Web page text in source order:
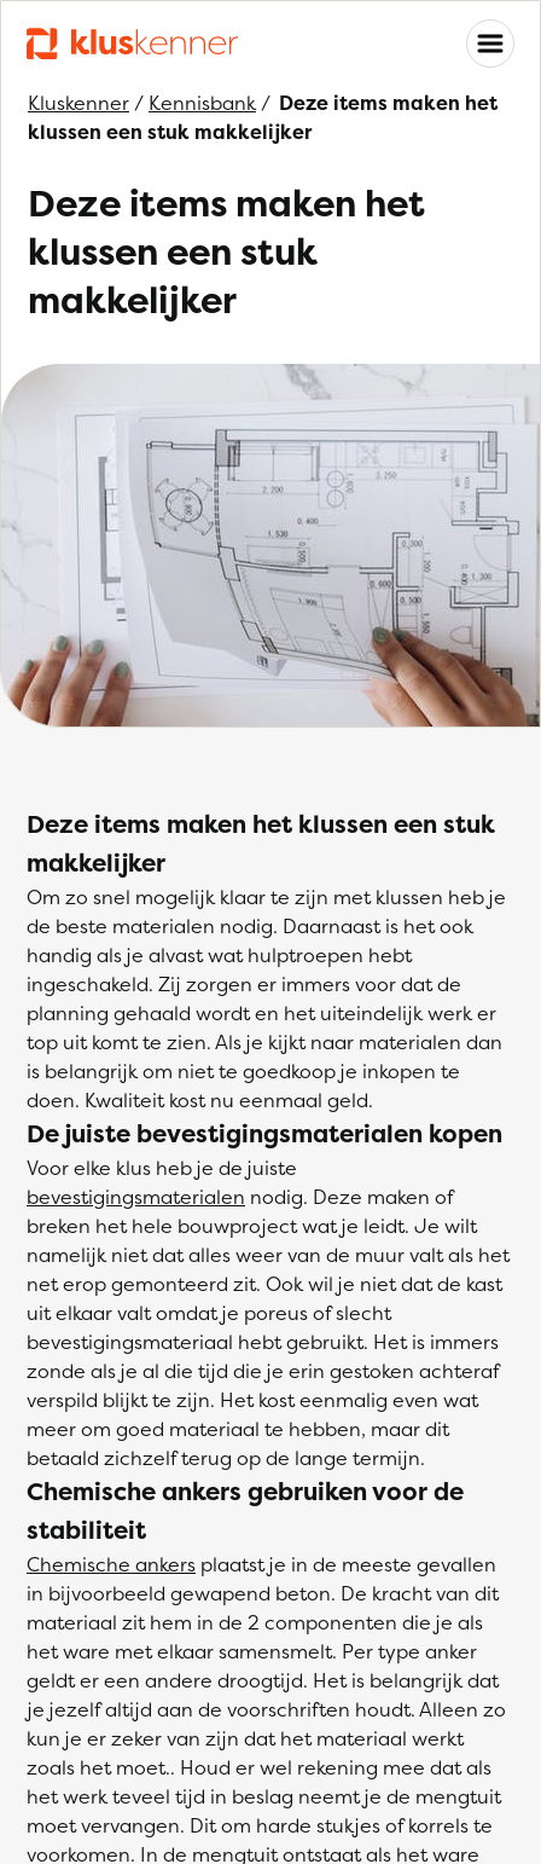
Kluskenner/ Kennisbank/ Deze items maken het
klussen een stuk makkelijker
Deze items maken het
klussen een stuk
makkelijker
Deze items maken het klussen een stuk
makkelijker
Om zo snel mogelijk klaar te zijn met klussen heb je
de beste materialen nodig. Daarnaast is het ook
handig als je alvast wat hulptroepen hebt
ingeschakeld. Zij zorgen er immers voor dat de
planning gehaald wordt en het uiteindelijk werk er
top uit komt te zien. Als je kijkt naar materialen dan
is belangrijk om niet te goedkoop je inkopen te
doen. Kwaliteit kost nu eenmaal geld.
De juiste bevestigingsmaterialen kopen
Voor elke klus heb je de juiste
bevestigingsmaterialen nodig. Deze maken of
breken het hele bouwproject wat je leidt. Je wilt
namelijk niet dat alles weer van de muur valt als het
net erop gemonteerd zit. Ook wil je niet dat de kast
uit elkaar valt omdat je poreus of slecht
bevestigingsmateriaal hebt gebruikt. Het is immers
zonde als je al die tijd die je erin gestoken achteraf
verspild blijkt te zijn. Het kost eenmalig even wat
meer om goed materiaal te hebben, maar dit
betaald zichzelf terug op de lange termijn.
Chemische ankers gebruiken voor de
stabiliteit
Chemische ankers plaatst je in de meeste gevallen
in bijvoorbeeld gewapend beton. De kracht van dit
materiaal zit hem in de 2 componenten die je als
het ware met elkaar samensmelt. Per type anker
geldt er een andere droogtijd. Het is belangrijk dat
je jezelf altijd aan de voorschriften houdt. Alleen zo
kun je er zeker van zijn dat het materiaal werkt
zoals het moet.. Houd er wel rekening mee dat als
het werk teveel tijd in beslag neemt je de mengtuit
moet vervangen. Dit om harde stukjes of korrels te
voorkomen. In de mengtuit ontstaat als het ware